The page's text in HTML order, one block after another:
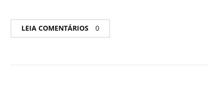
LEIA COMENTÁRIOS 0